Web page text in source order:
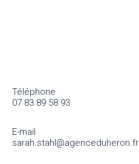
Téléphone
07 83 89 58 93
E-mail
sarah.stahl@agenceduheron.fr